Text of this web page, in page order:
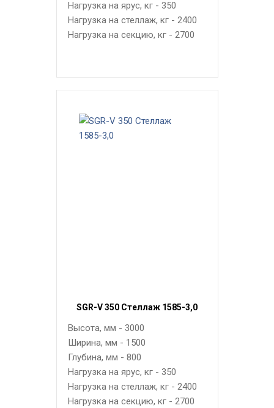
Нагрузка на ярус, кг - 350
Нагрузка на стеллаж, кг - 2400
Нагрузка на секцию, кг - 2700
SGR-V 350 Стеллаж 1585-3,0
Высота, мм - 3000
Ширина, мм - 1500
Глубина, мм - 800
Нагрузка на ярус, кг - 350
Нагрузка на стеллаж, кг - 2400
Нагрузка на секцию, кг - 2700